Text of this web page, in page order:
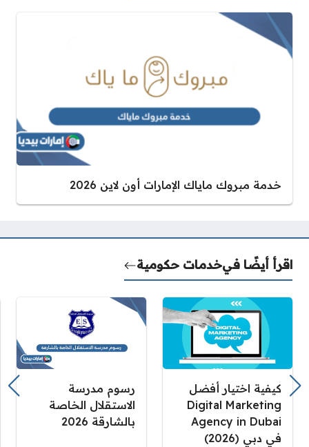
خدمة مبروك ماياك الإمارات أون لاين 2026
اقرأ أيضًا فيخدمات حكومية
كيفية اختيار أفضل
Digital Marketing
Agency in Dubai
في دبي (2026)
رسوم مدرسة
الاستقلال الخاصة
بالشارقة 2026